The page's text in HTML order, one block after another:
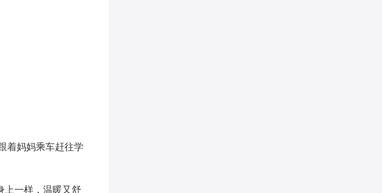
着妈妈乘车赶往学
上一样，温暖又舒